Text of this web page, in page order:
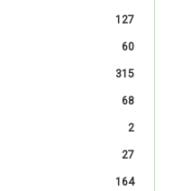
127
60
315
68
2
27
164